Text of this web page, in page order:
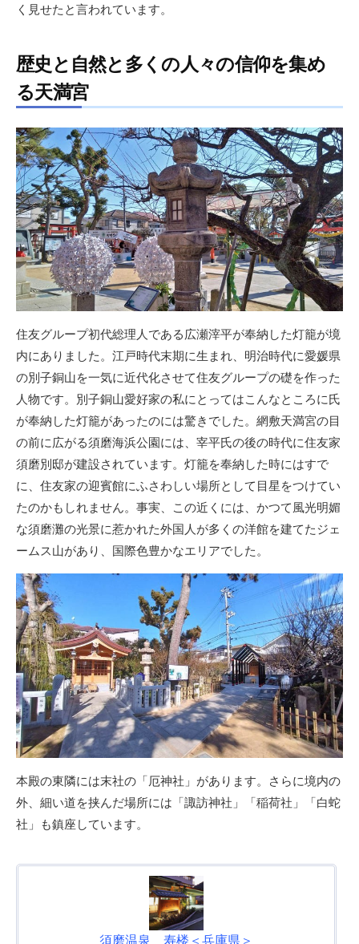
く見せたと言われています。
歴史と自然と多くの人々の信仰を集め
る天満宮
住友グループ初代総理人である広瀬滓平が奉納した灯籠が境
内にありました。江戸時代末期に生まれ、明治時代に愛媛県
の別子銅山を一気に近代化させて住友グループの礎を作った
人物です。別子銅山愛好家の私にとってはこんなところに氏
が奉納した灯籠があったのには驚きでした。網敷天満宮の目
の前に広がる須磨海浜公園には、宰平氏の後の時代に住友家
須磨別邸が建設されています。灯籠を奉納した時にはすで
に、住友家の迎賓館にふさわしい場所として目星をつけてい
たのかもしれません。事実、この近くには、かつて風光明媚
な須磨灘の光景に惹かれた外国人が多くの洋館を建てたジェ
ームス山があり、国際色豊かなエリアでした。
本殿の東隣には末社の「厄神社」があります。さらに境内の
外、細い道を挟んだ場所には「諏訪神社」「稲荷社」「白蛇
社」も鎮座しています。
須磨温泉 寿楼＜兵庫県＞